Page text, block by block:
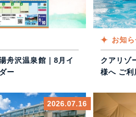
舟沢温泉館｜8月イ
ー
お知
クアリゾ
様へ ご利
2026.07.16